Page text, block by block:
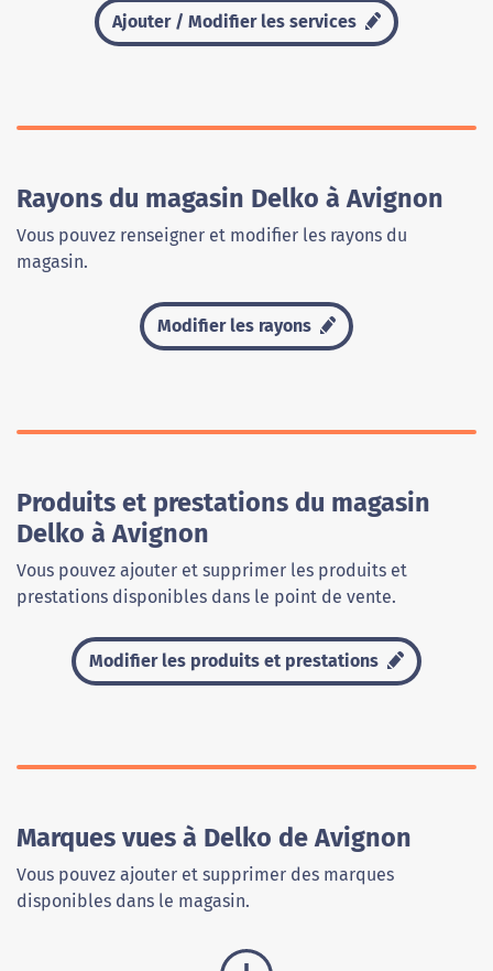
Ajouter / Modifier les services
Rayons du magasin Delko à Avignon
Vous pouvez renseigner et modifier les rayons du
magasin.
Modifier les rayons
Produits et prestations du magasin
Delko à Avignon
Vous pouvez ajouter et supprimer les produits et
prestations disponibles dans le point de vente.
Modifier les produits et prestations
Marques vues à Delko de Avignon
Vous pouvez ajouter et supprimer des marques
disponibles dans le magasin.